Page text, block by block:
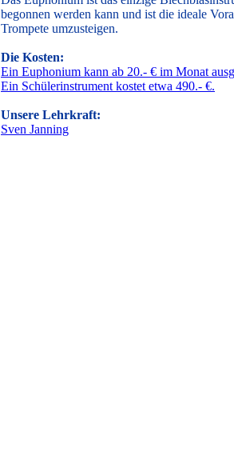
begonnen werden kann und ist die ideale
Trompete umzusteigen.
Die Kosten:
Ein Euphonium kann ab 20.- € im Monat
Ein Schülerinstrument kostet etwa 490.- €.
Unsere Lehrkraft:
Sven Janning